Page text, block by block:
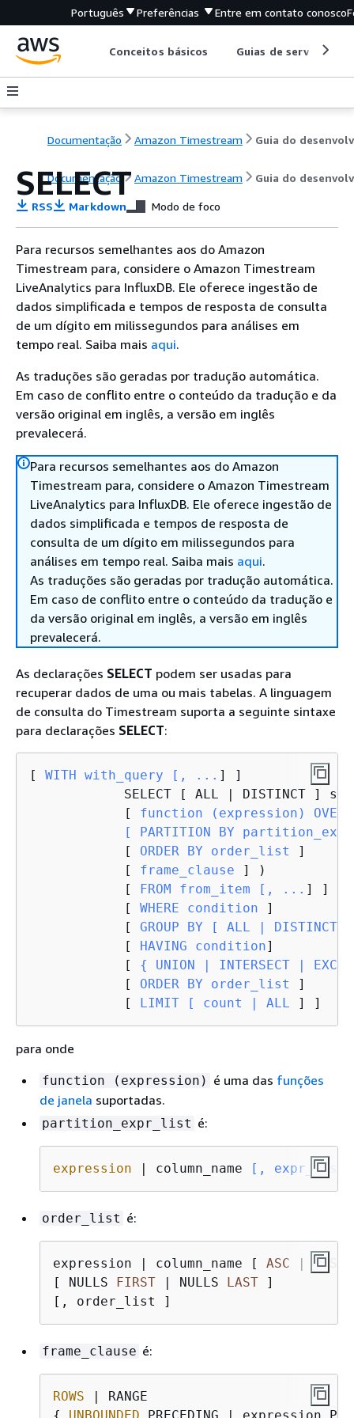
Português Preferências Entre em contato conosco
Conceitos básicos Guias de serviço
Documentação Amazon Timestream
Documentação Amazon Timestream Guia do
SELECT
RSS Markdown Modo de foco
Para recursos semelhantes aos do Amazon
Timestream para, considere o Amazon Timestream
LiveAnalytics para InfluxDB. Ele oferece ingestão de
dados simplificada e tempos de resposta de consulta
de um dígito em milissegundos para análises em
tempo real. Saiba mais aqui.
As traduções são geradas por tradução automática.
Em caso de conflito entre o conteúdo da tradução e da
versão original em inglês, a versão em inglês
prevalecerá.
Para recursos semelhantes aos do Amazon
Timestream para, considere o Amazon Timestream
LiveAnalytics para InfluxDB. Ele oferece ingestão de
dados simplificada e tempos de resposta de
consulta de um dígito em milissegundos para
análises em tempo real. Saiba mais aqui.
As traduções são geradas por tradução automática.
Em caso de conflito entre o conteúdo da tradução e
da versão original em inglês, a versão em inglês
prevalecerá.
As declarações SELECT podem ser usadas para
recuperar dados de uma ou mais tabelas. A linguagem
de consulta do Timestream suporta a seguinte sintaxe
para declarações SELECT:
[ WITH with_query [, ... ] ]
SELECT [ ALL | DISTINCT ]
            [
function (expression) OVER
[ PARTITION BY
            [
ORDER BY order_list
]
            [
frame_clause
] )
            [
FROM from_item [, ... ] ]
            [
WHERE condition
]
            [
GROUP BY [ ALL | DISTINCT
            [
HAVING condition]
            [
{
UNION | INTERSECT |
            [
ORDER BY order_list
]
            [
LIMIT [ count | ALL ] ]
para onde
function (expression) é uma das funções
de janela suportadas.
partition_expr_list é:
expression | column_name [, expr_list
order_list é:
expression | column_name [ ASC | DESC
[ NULLS FIRST | NULLS LAST ]
frame_clause é:
ROWS